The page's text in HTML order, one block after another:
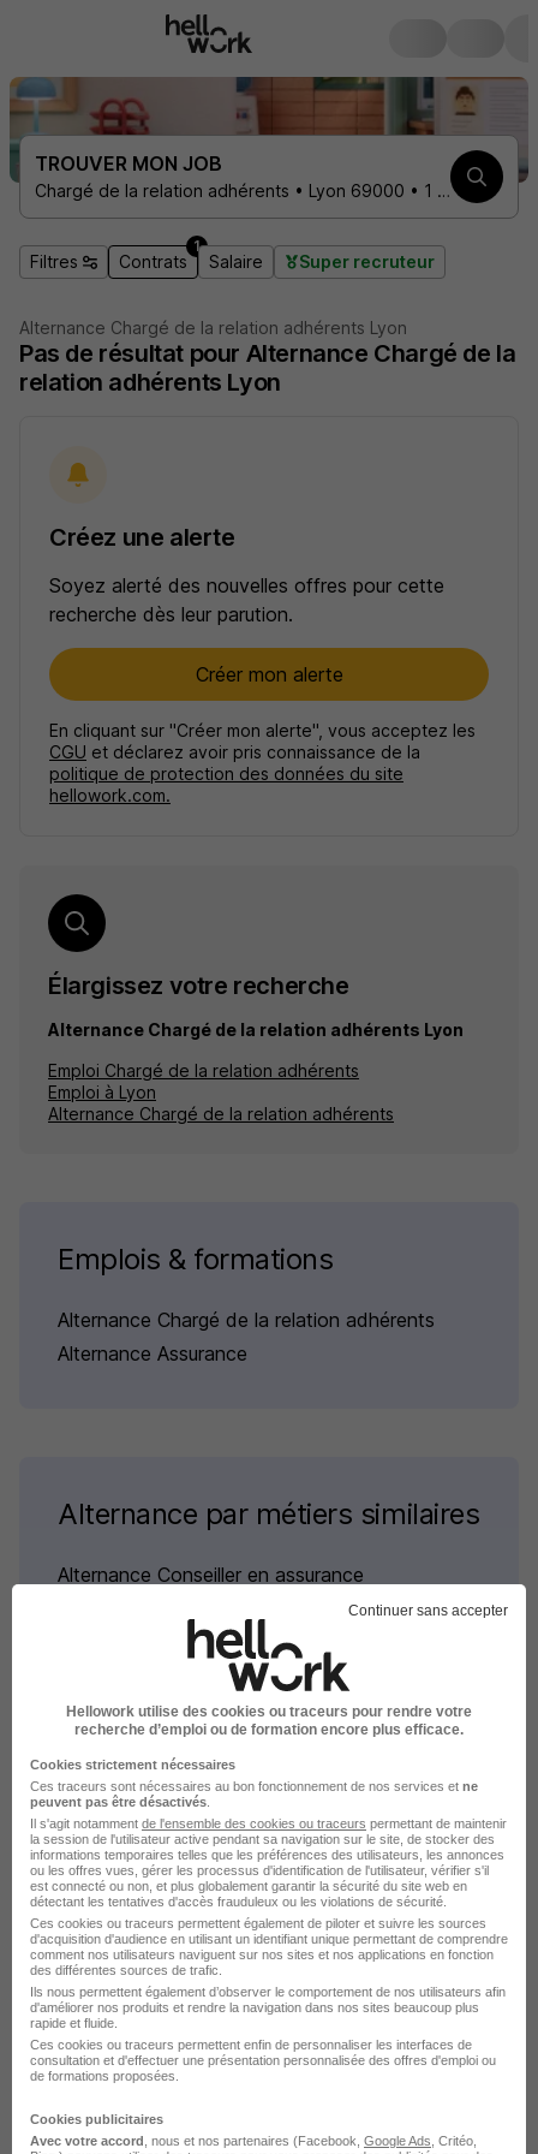
TROUVER MON JOB
Chargé de la relation adhérents • Lyon 69000 • 1 contrat
Filtres Contrats
1
Salaire Super recruteur
Alternance Chargé de la relation adhérents Lyon
Pas de résultat pour Alternance Chargé de la
relation adhérents Lyon
Créez une alerte
Soyez alerté des nouvelles offres pour cette
recherche dès leur parution.
Créer mon alerte
En cliquant sur "Créer mon alerte", vous acceptez les
CGU et déclarez avoir pris connaissance de la
politique de protection des données du site
hellowork.com.
Élargissez votre recherche
Alternance Chargé de la relation adhérents Lyon
Emploi Chargé de la relation adhérents
Emploi à Lyon
Alternance Chargé de la relation adhérents
Emplois & formations
Alternance Chargé de la relation adhérents
Alternance Assurance
Alternance par métiers similaires
Alternance Conseiller en assurance
Alternance Conseiller clientèle assurances
Alternance Commercial mutuelle
Alternance Commercial assurance
Alternance Technico commercial assurances
Alternance par métier dans le
domaine Assurance à Lyon
Alternance Lyon Souscripteur assurance
Alternance Lyon Gestionnaire assurance
Alternance Lyon Responsable assurances
Continuer sans accepter
Hellowork utilise des cookies ou traceurs pour rendre votre
recherche d’emploi ou de formation encore plus efficace.
Cookies strictement nécessaires
Ces traceurs sont nécessaires au bon fonctionnement de nos services et ne
peuvent pas être désactivés
Il s'agit notamment de l'ensemble des cookies ou traceurs permettant de maintenir
la session de l'utilisateur active pendant sa navigation sur le site, de stocker des
informations temporaires telles que les préférences des utilisateurs, les annonces
ou les offres vues, gérer les processus d'identification de l'utilisateur, vérifier s'il
est connecté ou non, et plus globalement garantir la sécurité du site web en
détectant les tentatives d'accès frauduleux ou les violations de sécurité.
Ces cookies ou traceurs permettent également de piloter et suivre les sources
d'acquisition d'audience en utilisant un identifiant unique permettant de comprendre
comment nos utilisateurs naviguent sur nos sites et nos applications en fonction
des différentes sources de trafic.
Ils nous permettent également d’observer le comportement de nos utilisateurs afin
d'améliorer nos produits et rendre la navigation dans nos sites beaucoup plus
rapide et fluide.
Ces cookies ou traceurs permettent enfin de personnaliser les interfaces de
consultation et d'effectuer une présentation personnalisée des offres d'emploi ou
de formations proposées.
Cookies publicitaires
Avec votre accord , nous et nos partenaires (Facebook, Google Ads , Critéo,